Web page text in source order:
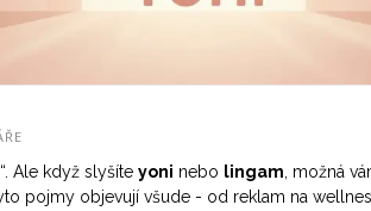
Ale když slyšíte yoni nebo lingam , možná
pojmy objevují všude - od reklam na